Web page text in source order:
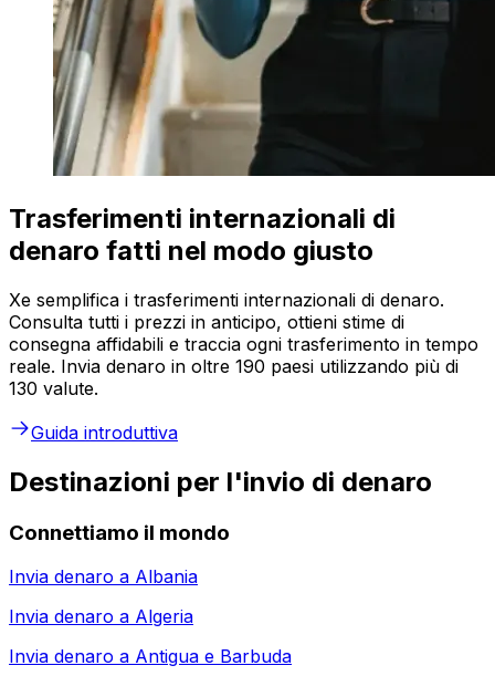
Trasferimenti internazionali di
denaro fatti nel modo giusto
Xe semplifica i trasferimenti internazionali di denaro.
Consulta tutti i prezzi in anticipo, ottieni stime di
consegna affidabili e traccia ogni trasferimento in tempo
reale. Invia denaro in oltre 190 paesi utilizzando più di
130 valute.
Guida introduttiva
Destinazioni per l'invio di denaro
Connettiamo il mondo
Invia denaro a Albania
Invia denaro a Algeria
Invia denaro a Antigua e Barbuda